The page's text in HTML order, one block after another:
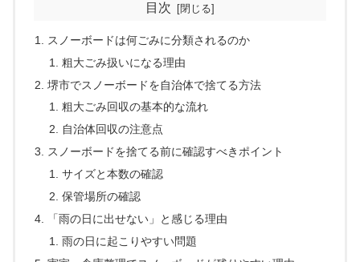
目次
スノーボードは何ごみに分類されるのか
粗大ごみ扱いになる理由
堺市でスノーボードを自治体で捨てる方法
粗大ごみ回収の基本的な流れ
自治体回収の注意点
スノーボードを捨てる前に確認すべきポイント
サイズと本数の確認
保管場所の確認
「雨の日に出せない」と感じる理由
雨の日に起こりやすい問題